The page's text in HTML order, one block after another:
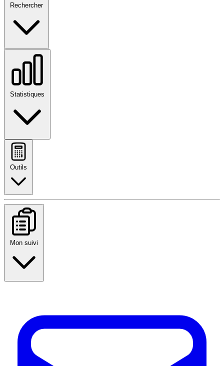
Rechercher
Statistiques
Outils
Mon suivi